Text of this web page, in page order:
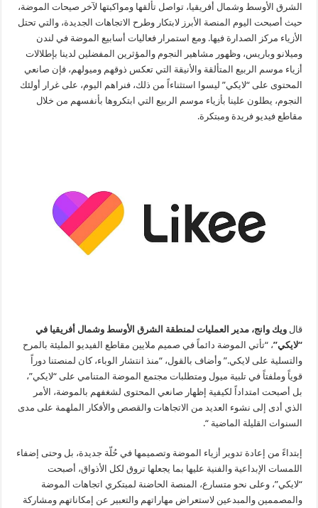
الشرق الأوسط وشمال أفريقيا، تواصل تألقها ومواكبتها لآخر صيحات الموضة،
حيث أصبحت اليوم المنصة الأبرز لابتكار وطرح الاتجاهات الجديدة، والتي تحتل
الأزياء مركز الصدارة فيها. ومع استمرار فعاليات أسابيع الموضة في لندن
وميلانو وباريس، وظهور مشاهير النجوم والمؤثرين المفضلين لدينا بإطلالات
أزياء موسم الربيع المتألقة والأنيقة التي تعكس ذوقهم وميولهم، فإن صانعي
المحتوى على “لايكي” ليسوا استثناءاً من ذلك، فنراهم اليوم، على غرار أولئك
النجوم، يطلون علينا بأزياء موسم الربيع التي ابتكروها بأنفسهم من خلال
مقاطع فيديو فريدة ومبتكرة.
قال ويك وانج، مدير العمليات لمنطقة الشرق الأوسط وشمال أفريقيا في
“لايكي”، “تأتي الموضة دائماً في صميم ملايين مقاطع الفيديو المليئة بالمرح
والتسلية على لايكي.” وأضاف بالقول، “منذ انتشار الوباء، كان لمنصتنا دوراً
قوياً وملفتاً في تلبية ميول ومتطلبات مجتمع الموضة المتنامي على “لايكي”،
بل أصبحت امتداداً لكيفية إظهار صانعي المحتوى لشغفهم بالموضة، الأمر
الذي أدى إلى نشوء العديد من الاتجاهات والقصص والأفكار الملهمة على مدى
السنوات القليلة الماضية “.
إبتداءً من إعادة تدوير أزياء الموضة وتصميمها في حُلّة جديدة، بل وحتى إضفاء
اللمسات الإبداعية والفنية عليها بما يجعلها تروق لكل الأذواق، أصبحت
“لايكي”، وعلى نحو متسارع، المنصة الحاضنة لمبتكري اتجاهات الموضة
والمصممين والمبدعين لاستعراض مهاراتهم والتعبير عن إمكاناتهم ومشاركة